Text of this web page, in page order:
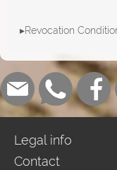
▸Revocation
Legal info
Contact